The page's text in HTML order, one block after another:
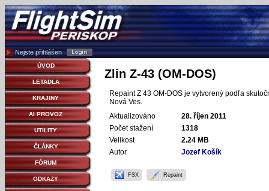
Nejste přihlášen
ÚVOD
LETADLA
KRAJINY
AI PROVOZ
UTILITY
ČLÁNKY
FÓRUM
ODKAZY
Zlin Z-43 (OM-DOS)
Repaint Z 43 OM-DOS je vytvorený podľa
Nová Ves.
Aktualizováno
28. říjen 2011
Počet stažení
1318
Velikost
2.24 MB
Autor
Jozef Košík
FSX Repaint